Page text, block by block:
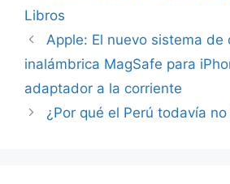
Libros
Apple: El nuevo sistema de
inalámbrica MagSafe para
adaptador a la corriente
¿Por qué el Perú todavía